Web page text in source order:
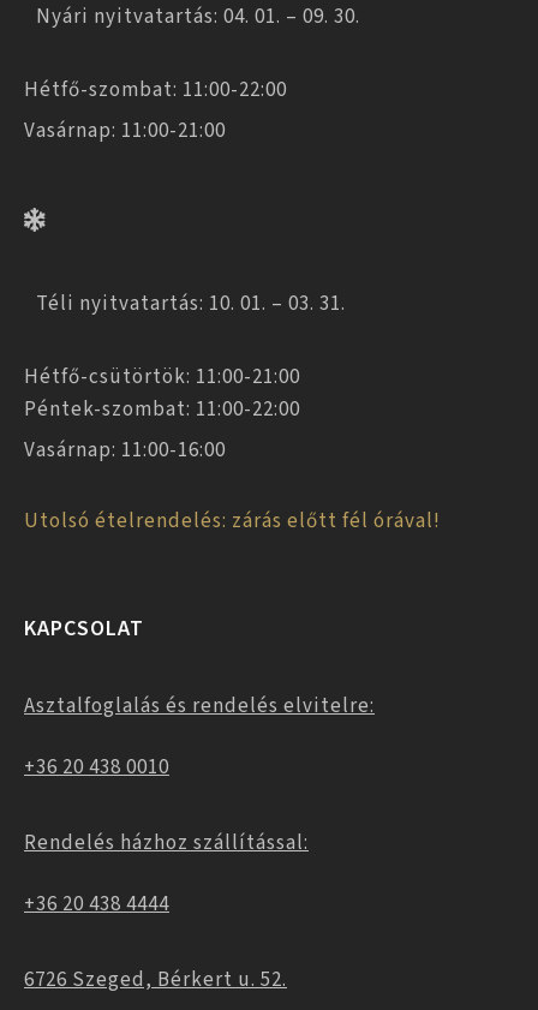
Nyári nyitvatartás: 04. 01. – 09. 30.
Hétfő-szombat: 11:00-22:00
Vasárnap: 11:00-21:00
Téli nyitvatartás: 10. 01. – 03. 31.
Hétfő-csütörtök: 11:00-21:00
Péntek-szombat: 11:00-22:00
Vasárnap: 11:00-16:00
Utolsó ételrendelés: zárás előtt fél órával!
KAPCSOLAT
Asztalfoglalás és rendelés elvitelre:
+36 20 438 0010
Rendelés házhoz szállítással:
+36 20 438 4444
6726 Szeged, Bérkert u. 52.